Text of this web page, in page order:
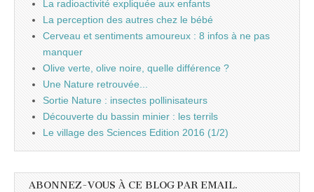
La radioactivité expliquée aux enfants
La perception des autres chez le bébé
Cerveau et sentiments amoureux : 8 infos à ne pas
manquer
Olive verte, olive noire, quelle différence ?
Une Nature retrouvée...
Sortie Nature : insectes pollinisateurs
Découverte du bassin minier : les terrils
Le village des Sciences Edition 2016 (1/2)
ABONNEZ-VOUS À CE BLOG PAR EMAIL.